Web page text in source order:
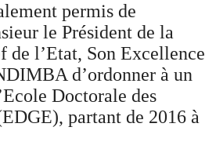
permis de
le Président de la
de l’Etat, Son Excellence
d’ordonner à un
Doctorale des
partant de 2016 à